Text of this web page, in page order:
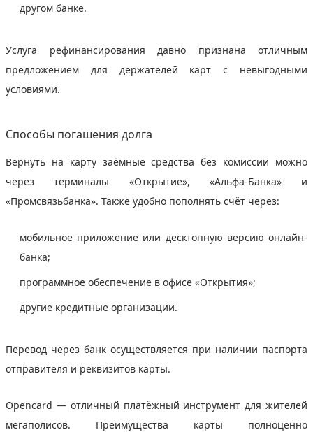
другом банке.
Услуга рефинансирования давно признана отличным
предложением для держателей карт с невыгодными
условиями.
Способы погашения долга
Вернуть на карту заёмные средства без комиссии можно
через терминалы «Открытие», «Альфа-Банка» и
«Промсвязьбанка». Также удобно пополнять счёт через:
мобильное приложение или десктопную версию онлайн-
банка;
программное обеспечение в офисе «Открытия»;
другие кредитные организации.
Перевод через банк осуществляется при наличии паспорта
отправителя и реквизитов карты.
Opencard — отличный платёжный инструмент для жителей
мегаполисов. Преимущества карты полноценно